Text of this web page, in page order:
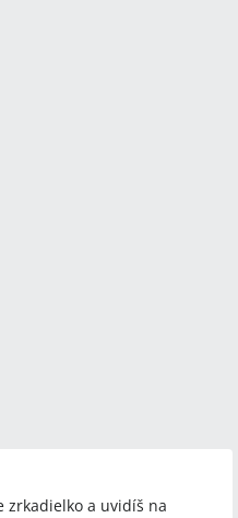
zrkadielko a uvidíš na